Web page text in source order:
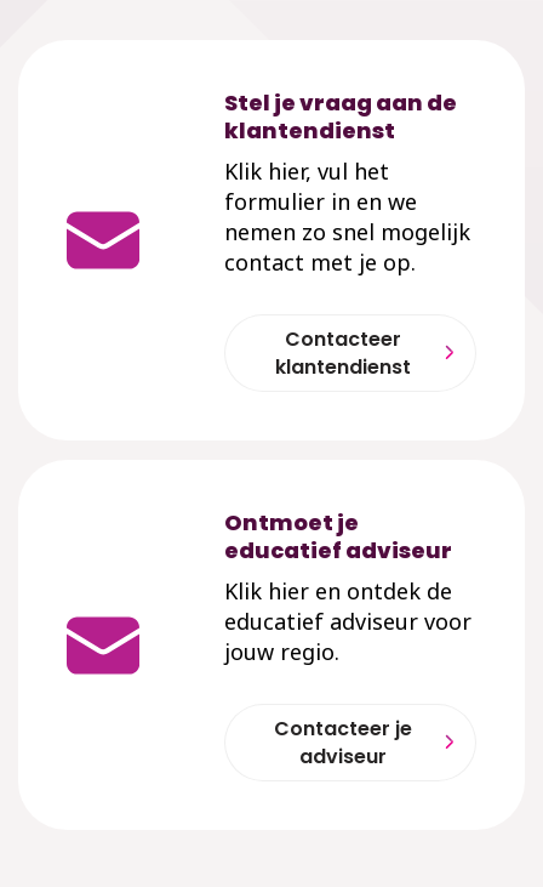
Stel je vraag aan de
klantendienst
Klik hier, vul het
formulier in en we
nemen zo snel mogelijk
contact met je op.
Contacteer
klantendienst
Ontmoet je
educatief adviseur
Klik hier en ontdek de
educatief adviseur voor
jouw regio.
Contacteer je
adviseur